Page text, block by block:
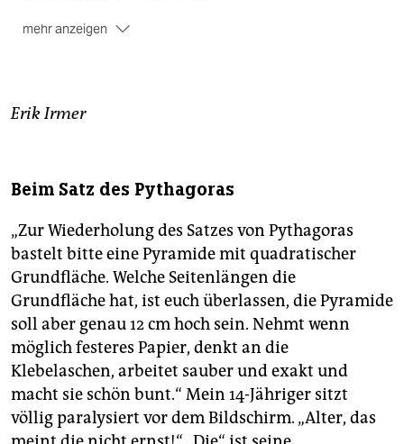
mehr anzeigen
kommen.
jüngeren Grundschulkinder in den teilweisen
Erik Irmer
Beim Satz des Pythagoras
„Zur Wiederholung des Satzes von Pythagoras
bastelt bitte eine Pyramide mit quadratischer
Grundfläche. Welche Seitenlängen die
Grundfläche hat, ist euch überlassen, die Pyramide
soll aber genau 12 cm hoch sein. Nehmt wenn
möglich festeres Papier, denkt an die
Klebelaschen, arbeitet sauber und exakt und
macht sie schön bunt.“ Mein 14-Jähriger sitzt
völlig paralysiert vor dem Bildschirm. „Alter, das